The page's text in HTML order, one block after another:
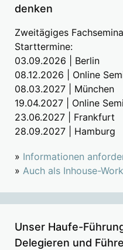
denken
Zweitägiges
Starttermine:
03.09.2026 | Berlin
08.12.2026 | Online
08.03.2027 | München
19.04.2027 | Online
23.06.2027 | Frankfurt
28.09.2027 | Hamburg
» Informationen
» Auch als Inhouse-
Unser Haufe-
Delegieren und